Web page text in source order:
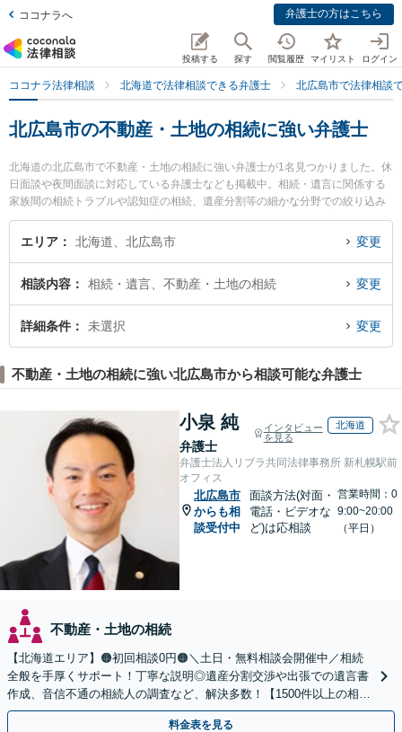
ココナラへ 弁護士の方はこちら
投稿する 探す 閲覧履歴 マイリスト ログイン
ココナラ法律相談 北海道で法律相談できる弁護士 北広島市で法律相談
北広島市の不動産・土地の相続に強い弁護士
北海道の北広島市で不動産・土地の相続に強い弁護士が1名見つかりました。休
日面談や夜間面談に対応している弁護士なども掲載中。相続・遺言に関係する
家族間の相続トラブルや認知症の相続、遺産分割等の細かな分野での絞り込み
検索もでき便利です。特に北広島法律事務所の深村 真人弁護士のプロフィール
情報や弁護士費用、強みなどが注目されています。『北広島市で土日や夜間に
『初回相談無料で不動産・土地の相続を法律相談できる北広島市内の弁護士に
相談予約したい』などでお困りの相談者さんにおすすめです。
エリア 北海道、北広島市 変更
相談内容 相続・遺言、不動産・土地の相続 変更
詳細条件 未選択 変更
不動産・土地の相続に強い北広島市から相談可能な弁護士
小泉 純
弁護士
インタビュー
を見る
北海道
弁護士法人リブラ共同法律事務所 新札幌駅前
オフィス
北広島市
からも相
談受付中
面談方法(対面・
電話・ビデオな
ど)は応相談
営業時間：0
9:00~20:00
（平日）
不動産・土地の相続
【北海道エリア】🟠初回相談0円🟠＼土日・無料相談会開催中／相続
全般を手厚くサポート！丁寧な説明◎遺産分割交渉や出張での遺言書
作成、音信不通の相続人の調査など、解決多数！【1500件以上の相談
実績あり】【分かりやすい料金体系】
料金表を見る